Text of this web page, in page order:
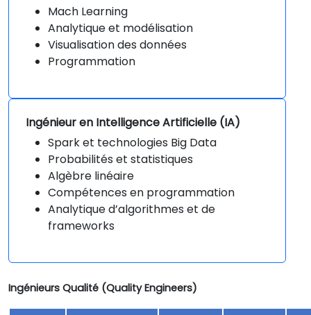
Mach Learning
Analytique et modélisation
Visualisation des données
Programmation
Ingénieur en Intelligence Artificielle (IA)
Spark et technologies Big Data
Probabilités et statistiques
Algèbre linéaire
Compétences en programmation
Analytique d’algorithmes et de
frameworks
Ingénieurs Qualité (Quality Engineers)